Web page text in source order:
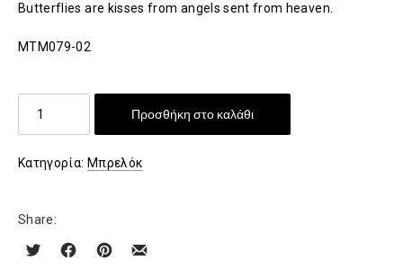
Butterflies are kisses from angels sent from heaven.
MTM079-02
Butterflies
Προσθήκη στο καλάθι
Κατηγορία: Μπρελόκ
Share: